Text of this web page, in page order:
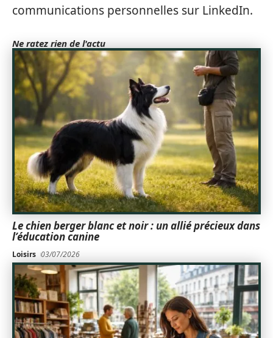
communications personnelles sur LinkedIn.
Ne ratez rien de l'actu
Le chien berger blanc et noir : un allié précieux dans
l’éducation canine
Loisirs 03/07/2026